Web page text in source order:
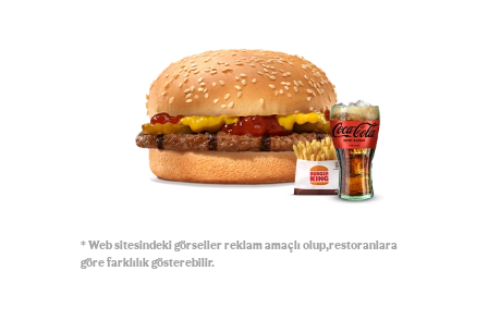
* Web sitesindeki görseller reklam amaçlı olup,restoranlara
göre farklılık gösterebilir.